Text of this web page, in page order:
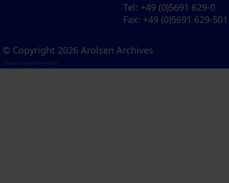
Tel: +49 (0)5691 629-0
Fax: +49 (0)5691 629-501
© Copyright 2026 Arolsen Archives
Visual Library Server 2026